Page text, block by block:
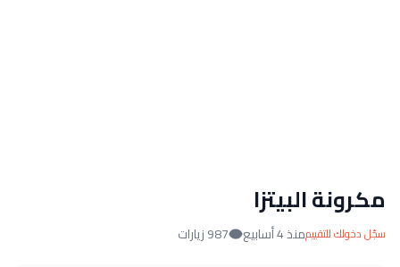
مكرونة البيتزا
سجّل دخولك للتقييممنذ 4 أسابيع 987 زيارات